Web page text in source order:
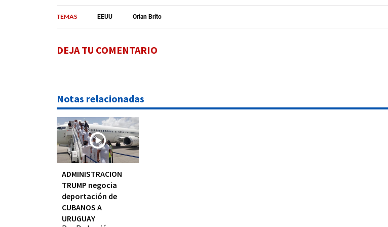
TEMAS EEUU Orian Brito
DEJA TU COMENTARIO
Notas relacionadas
ADMINISTRACION
TRUMP negocia
deportación de
CUBANOS A
URUGUAY